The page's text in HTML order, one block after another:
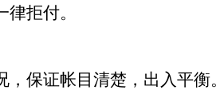
拒付。
保证帐目清楚，出入平衡